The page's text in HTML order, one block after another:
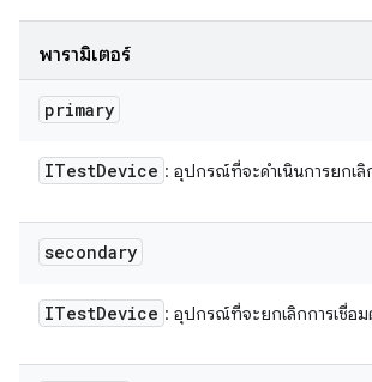
พารามิเตอร์
primary
ITestDevice : อุปกรณ์ที่จะดำเนินการยกเลิ
secondary
ITestDevice : อุปกรณ์ที่จะยกเลิกการเชื่อม